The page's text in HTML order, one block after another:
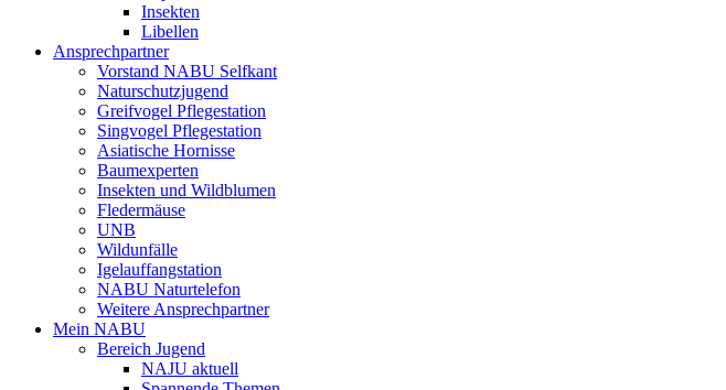
Insekten
Libellen
Ansprechpartner
Vorstand NABU Selfkant
Naturschutzjugend
Greifvogel Pflegestation
Singvogel Pflegestation
Asiatische Hornisse
Baumexperten
Insekten und Wildblumen
Fledermäuse
UNB
Wildunfälle
Igelauffangstation
NABU Naturtelefon
Weitere Ansprechpartner
Mein NABU
Bereich Jugend
NAJU aktuell